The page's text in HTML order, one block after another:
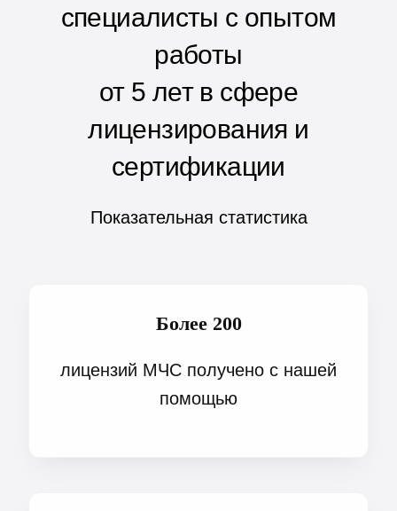
специалисты с опытом
работы
от 5 лет в сфере
лицензирования и
сертификации
Показательная статистика
Более 200
лицензий МЧС получено с нашей
помощью